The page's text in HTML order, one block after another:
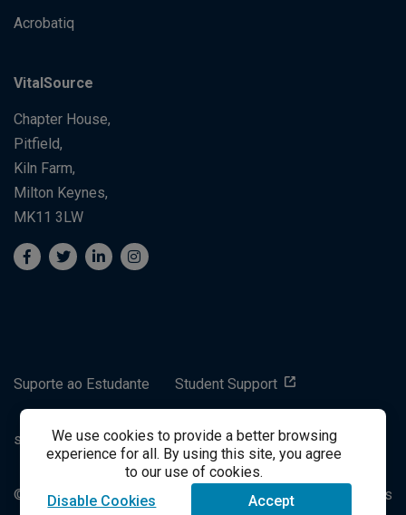
We use cookies to provide a better browsing
experience for all. By using this site, you agree
to our use of cookies.
Disable Cookies
Accept
Acrobatiq
VitalSource
Chapter House,
Pitfield,
Kiln Farm,
Milton Keynes,
MK11 3LW
Suporte ao Estudante Student Support
success@vitalsource.com
© Direito Autoral 2021 VitalSource Technologies LLC Todos